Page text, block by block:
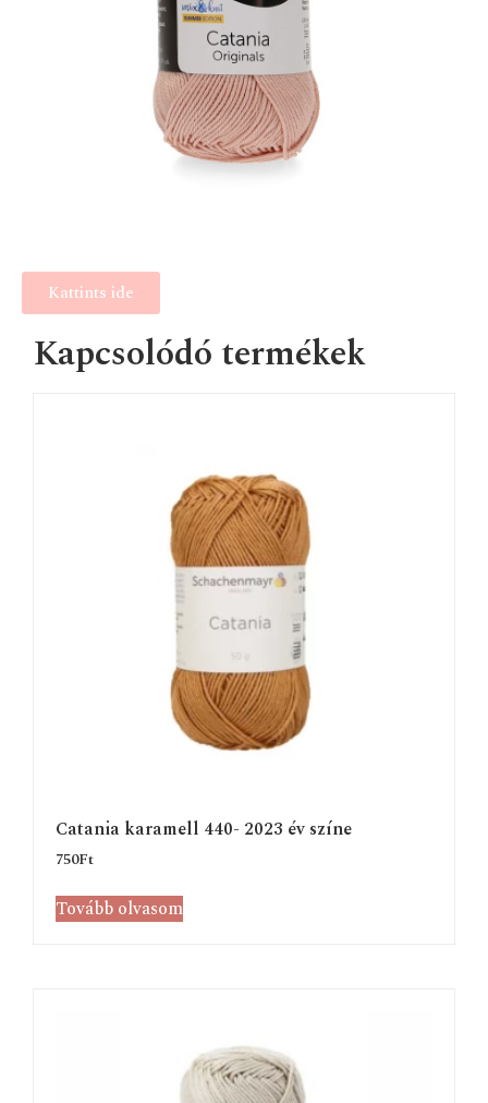
Kattints ide
Kapcsolódó termékek
Catania karamell 440- 2023 év színe
750Ft
Tovább olvasom